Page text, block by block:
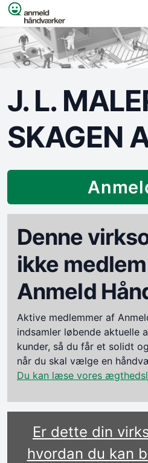
Spring til indhold
J. L.
SKAGEN
Denne
ikke
Anmeld
Aktive medlemmer af
indsamler løbende aktuelle
kunder, så du får et solidt
når du skal vælge en
Du kan læse vores
Er dette din
hvordan du kan